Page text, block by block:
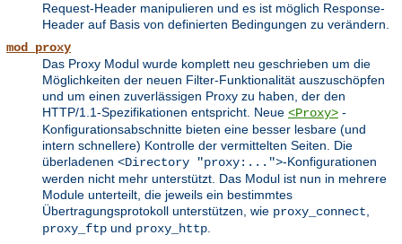
Request-Header manipulieren und es ist möglich Response-
Header auf Basis von definierten Bedingungen zu verändern.
mod_proxy
Das Proxy Modul wurde komplett neu geschrieben um die
Möglichkeiten der neuen Filter-Funktionalität auszuschöpfen
und um einen zuverlässigen Proxy zu haben, der den
HTTP/1.1-Spezifikationen entspricht. Neue <Proxy> -
Konfigurationsabschnitte bieten eine besser lesbare (und
intern schnellere) Kontrolle der vermittelten Seiten. Die
überladenen <Directory "proxy:...">-Konfigurationen
werden nicht mehr unterstützt. Das Modul ist nun in mehrere
Module unterteilt, die jeweils ein bestimmtes
Übertragungsprotokoll unterstützen, wie proxy_connect,
proxy_ftp und proxy_http.